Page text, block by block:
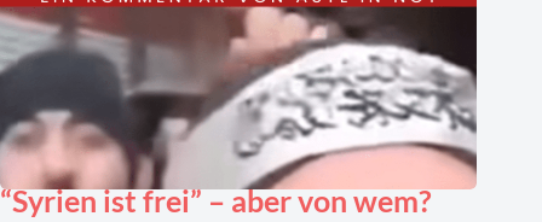
“Syrien ist frei” – aber von wem?